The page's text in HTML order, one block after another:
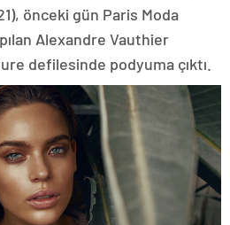
önceki gün Paris Moda
Alexandre Vauthier
defilesinde podyuma çıktı.